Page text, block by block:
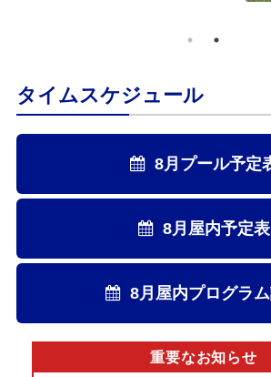
タイムスケジュール
8月プール予定
8月屋内予定表
8月屋内プログラ
重要なお知らせ